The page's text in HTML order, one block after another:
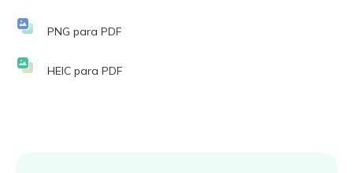
PNG para PDF
HEIC para PDF